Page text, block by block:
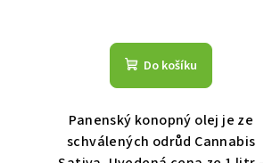
Do košíku
Panenský konopný olej je ze
schválených odrůd Cannabis